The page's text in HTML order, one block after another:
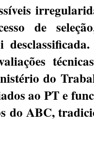
de
do
ao PT e
do ABC,